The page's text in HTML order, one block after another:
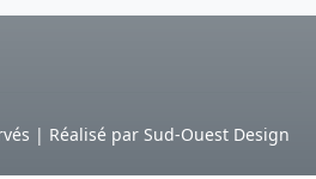
| Réalisé par Sud-Ouest Design